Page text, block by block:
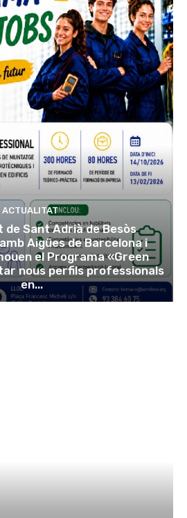
ACTUALITAT
de Sant Adrià de Besòs
Aigües de Barcelona i
el Programa «Green
nous perfils professionals
en...